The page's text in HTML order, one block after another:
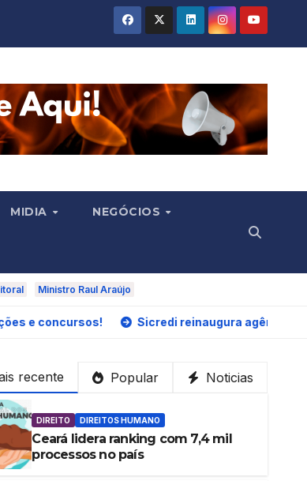
MIDIA NEGÓCIOS
Ministro Raul Araújo
Sicredi reinaugura agência no Fórum
recente Popular Noticias
DIREITO DIREITOS HUMANO
Ceará lidera ranking com 7,4 mil
processos no país